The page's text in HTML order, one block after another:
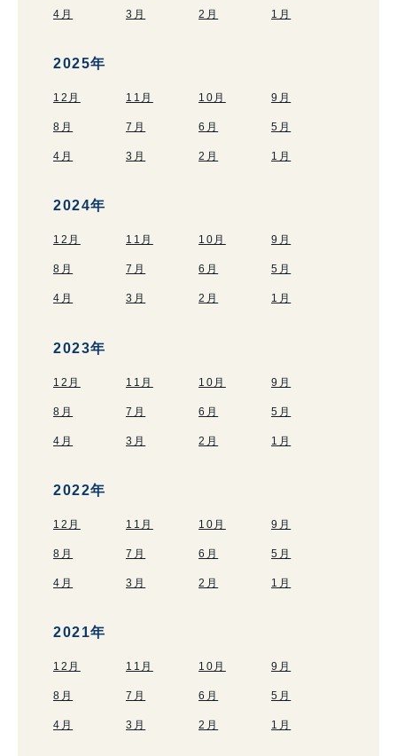
4月 3月 2月 1月
2025年
12月 11月 10月 9月
8月 7月 6月 5月
4月 3月 2月 1月
2024年
12月 11月 10月 9月
8月 7月 6月 5月
4月 3月 2月 1月
2023年
12月 11月 10月 9月
8月 7月 6月 5月
4月 3月 2月 1月
2022年
12月 11月 10月 9月
8月 7月 6月 5月
4月 3月 2月 1月
2021年
12月 11月 10月 9月
8月 7月 6月 5月
4月 3月 2月 1月